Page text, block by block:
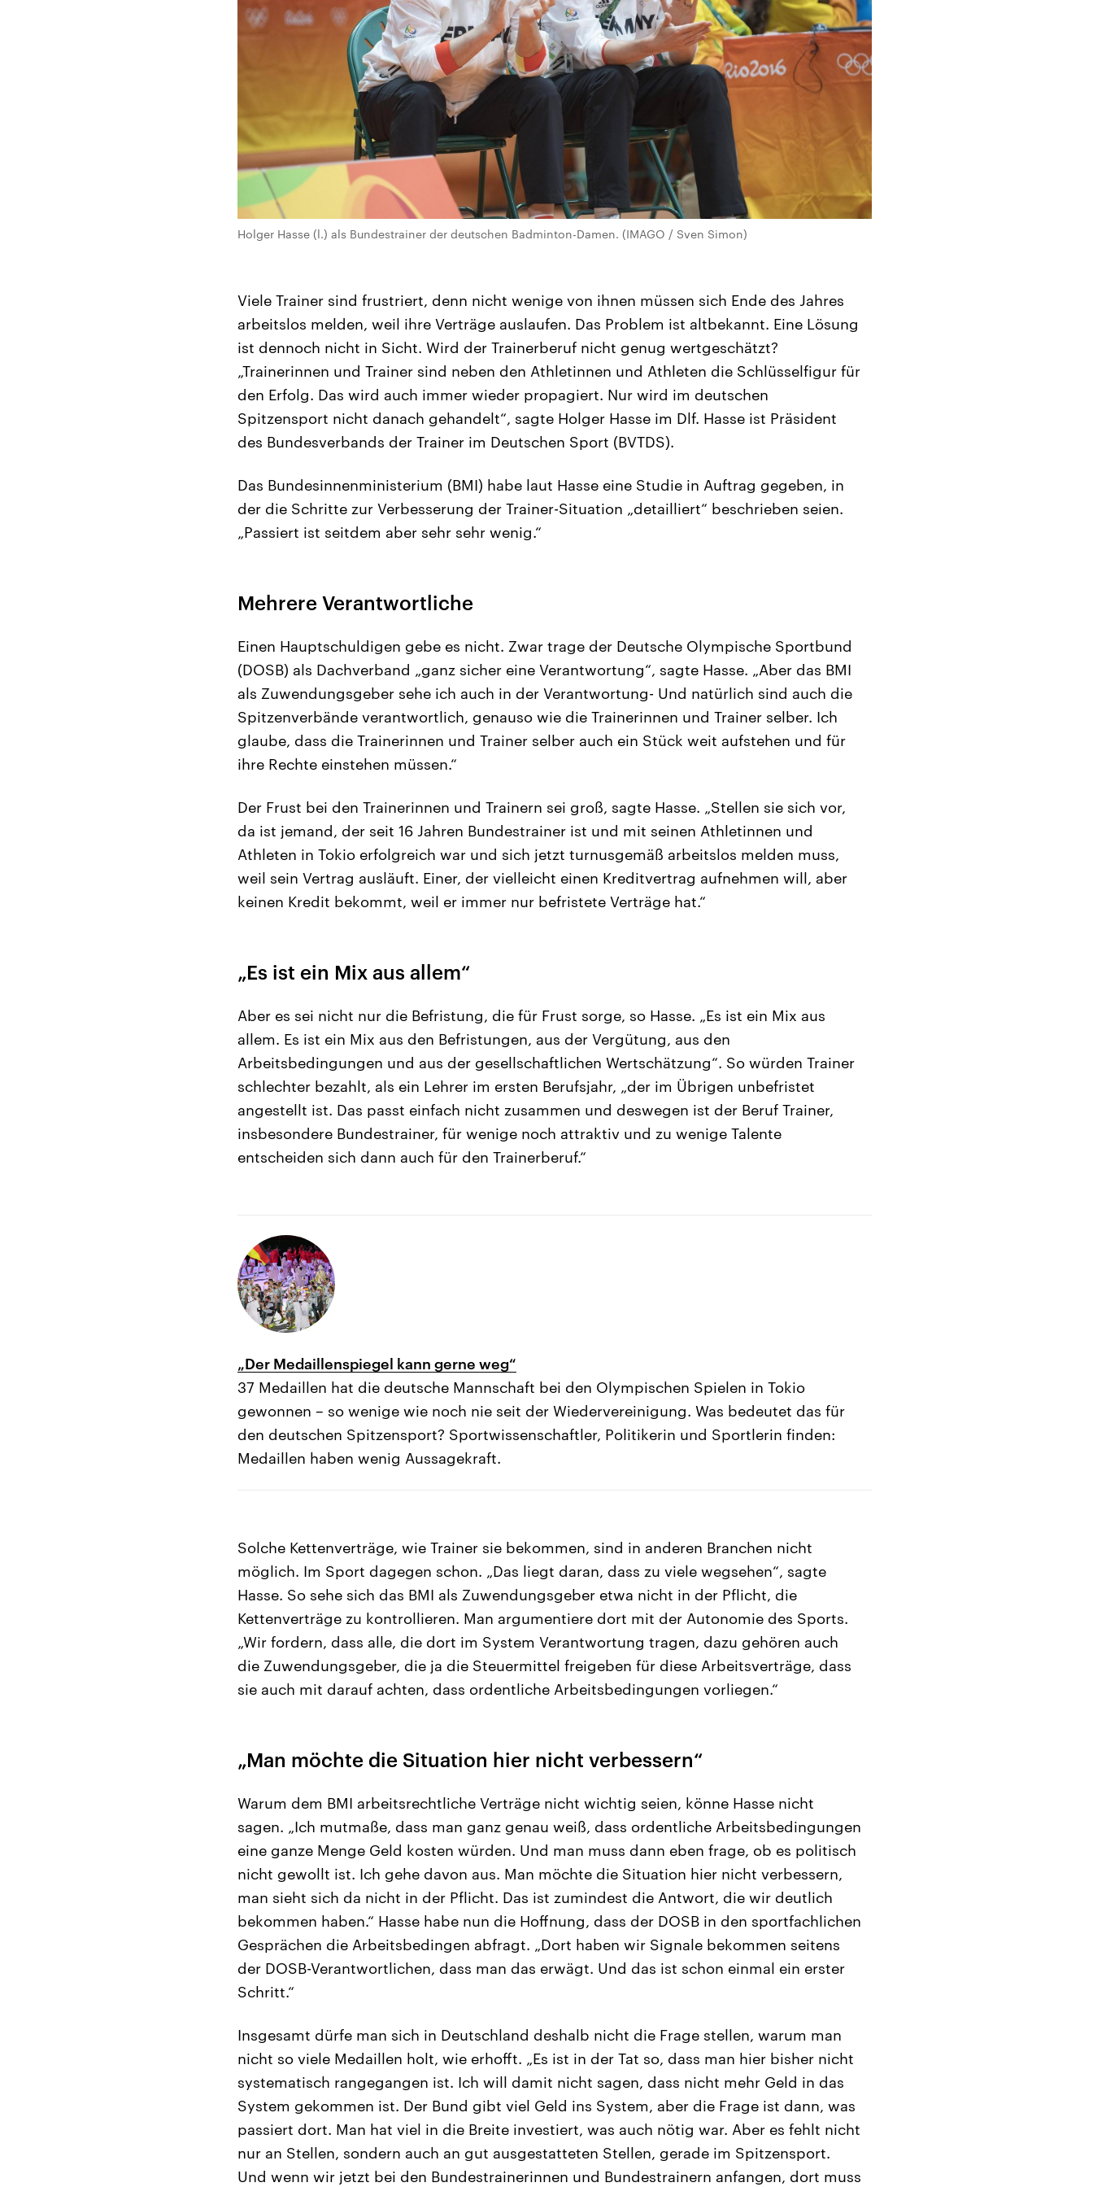
Holger Hasse (l.) als Bundestrainer der deutschen Badminton-Damen. (IMAGO / Sven Simon)
Viele Trainer sind frustriert, denn nicht wenige von ihnen müssen sich Ende des Jahres
arbeitslos melden, weil ihre Verträge auslaufen. Das Problem ist altbekannt. Eine Lösung
ist dennoch nicht in Sicht. Wird der Trainerberuf nicht genug wertgeschätzt?
„Trainerinnen und Trainer sind neben den Athletinnen und Athleten die Schlüsselfigur für
den Erfolg. Das wird auch immer wieder propagiert. Nur wird im deutschen
Spitzensport nicht danach gehandelt“, sagte Holger Hasse im Dlf. Hasse ist Präsident
des Bundesverbands der Trainer im Deutschen Sport (BVTDS).
Das Bundesinnenministerium (BMI) habe laut Hasse eine Studie in Auftrag gegeben, in
der die Schritte zur Verbesserung der Trainer-Situation „detailliert“ beschrieben seien.
„Passiert ist seitdem aber sehr sehr wenig.“
Mehrere Verantwortliche
Einen Hauptschuldigen gebe es nicht. Zwar trage der Deutsche Olympische Sportbund
(DOSB) als Dachverband „ganz sicher eine Verantwortung“, sagte Hasse. „Aber das BMI
als Zuwendungsgeber sehe ich auch in der Verantwortung- Und natürlich sind auch die
Spitzenverbände verantwortlich, genauso wie die Trainerinnen und Trainer selber. Ich
glaube, dass die Trainerinnen und Trainer selber auch ein Stück weit aufstehen und für
ihre Rechte einstehen müssen.“
Der Frust bei den Trainerinnen und Trainern sei groß, sagte Hasse. „Stellen sie sich vor,
da ist jemand, der seit 16 Jahren Bundestrainer ist und mit seinen Athletinnen und
Athleten in Tokio erfolgreich war und sich jetzt turnusgemäß arbeitslos melden muss,
weil sein Vertrag ausläuft. Einer, der vielleicht einen Kreditvertrag aufnehmen will, aber
keinen Kredit bekommt, weil er immer nur befristete Verträge hat.“
„Es ist ein Mix aus allem“
Aber es sei nicht nur die Befristung, die für Frust sorge, so Hasse. „Es ist ein Mix aus
allem. Es ist ein Mix aus den Befristungen, aus der Vergütung, aus den
Arbeitsbedingungen und aus der gesellschaftlichen Wertschätzung“. So würden Trainer
schlechter bezahlt, als ein Lehrer im ersten Berufsjahr, „der im Übrigen unbefristet
angestellt ist. Das passt einfach nicht zusammen und deswegen ist der Beruf Trainer,
insbesondere Bundestrainer, für wenige noch attraktiv und zu wenige Talente
entscheiden sich dann auch für den Trainerberuf.“
„Der Medaillenspiegel kann gerne weg“
37 Medaillen hat die deutsche Mannschaft bei den Olympischen Spielen in Tokio
gewonnen – so wenige wie noch nie seit der Wiedervereinigung. Was bedeutet das für
den deutschen Spitzensport? Sportwissenschaftler, Politikerin und Sportlerin finden:
Medaillen haben wenig Aussagekraft.
Solche Kettenverträge, wie Trainer sie bekommen, sind in anderen Branchen nicht
möglich. Im Sport dagegen schon. „Das liegt daran, dass zu viele wegsehen“, sagte
Hasse. So sehe sich das BMI als Zuwendungsgeber etwa nicht in der Pflicht, die
Kettenverträge zu kontrollieren. Man argumentiere dort mit der Autonomie des Sports.
„Wir fordern, dass alle, die dort im System Verantwortung tragen, dazu gehören auch
die Zuwendungsgeber, die ja die Steuermittel freigeben für diese Arbeitsverträge, dass
sie auch mit darauf achten, dass ordentliche Arbeitsbedingungen vorliegen.“
„Man möchte die Situation hier nicht verbessern“
Warum dem BMI arbeitsrechtliche Verträge nicht wichtig seien, könne Hasse nicht
sagen. „Ich mutmaße, dass man ganz genau weiß, dass ordentliche Arbeitsbedingungen
eine ganze Menge Geld kosten würden. Und man muss dann eben frage, ob es politisch
nicht gewollt ist. Ich gehe davon aus. Man möchte die Situation hier nicht verbessern,
man sieht sich da nicht in der Pflicht. Das ist zumindest die Antwort, die wir deutlich
bekommen haben.“ Hasse habe nun die Hoffnung, dass der DOSB in den sportfachlichen
Gesprächen die Arbeitsbedingen abfragt. „Dort haben wir Signale bekommen seitens
der DOSB-Verantwortlichen, dass man das erwägt. Und das ist schon einmal ein erster
Schritt.“
Insgesamt dürfe man sich in Deutschland deshalb nicht die Frage stellen, warum man
nicht so viele Medaillen holt, wie erhofft. „Es ist in der Tat so, dass man hier bisher nicht
systematisch rangegangen ist. Ich will damit nicht sagen, dass nicht mehr Geld in das
System gekommen ist. Der Bund gibt viel Geld ins System, aber die Frage ist dann, was
passiert dort. Man hat viel in die Breite investiert, was auch nötig war. Aber es fehlt nicht
nur an Stellen, sondern auch an gut ausgestatteten Stellen, gerade im Spitzensport.
Und wenn wir jetzt bei den Bundestrainerinnen und Bundestrainern anfangen, dort muss